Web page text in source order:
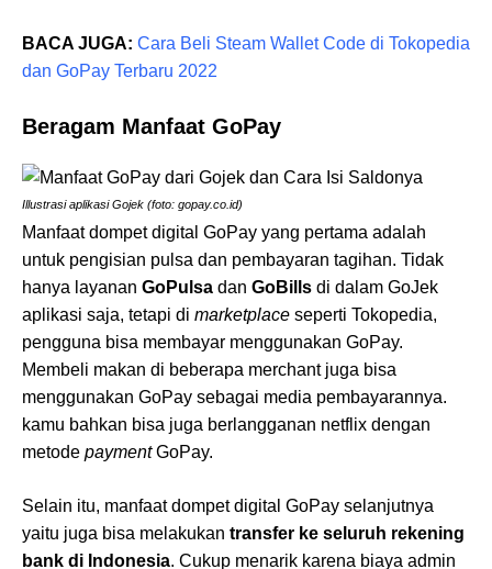
BACA JUGA: Cara Beli Steam Wallet Code di Tokopedia
dan GoPay Terbaru 2022
Beragam Manfaat GoPay
Illustrasi aplikasi Gojek (foto: gopay.co.id)
Manfaat dompet digital GoPay yang pertama adalah
untuk pengisian pulsa dan pembayaran tagihan. Tidak
hanya layanan GoPulsa dan GoBills di dalam GoJek
aplikasi saja, tetapi di marketplace seperti Tokopedia,
pengguna bisa membayar menggunakan GoPay.
Membeli makan di beberapa merchant juga bisa
menggunakan GoPay sebagai media pembayarannya.
kamu bahkan bisa juga berlangganan netflix dengan
metode paymentGoPay.
Selain itu, manfaat dompet digital GoPay selanjutnya
yaitu juga bisa melakukan transfer ke seluruh rekening
bank di Indonesia. Cukup menarik karena biaya admin